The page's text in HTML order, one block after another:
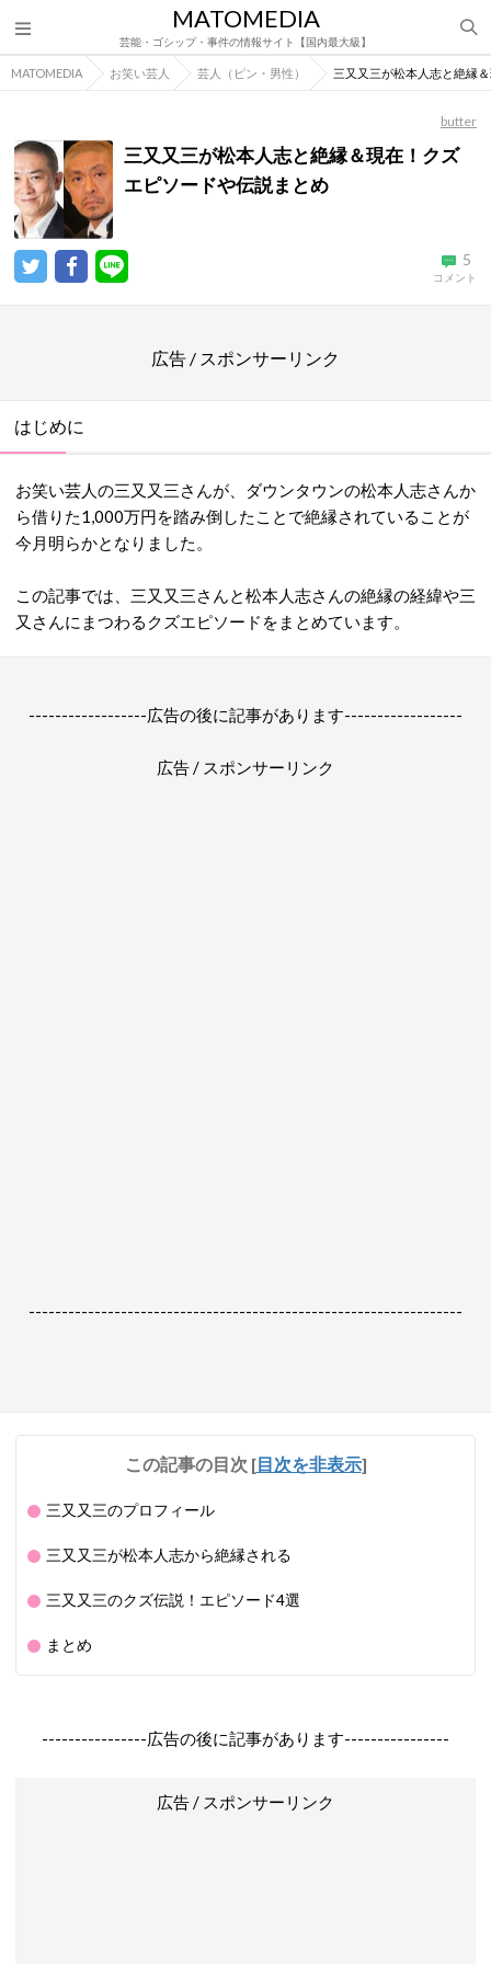
MATOMEDIA
芸能・ゴシップ・事件の情報サイト【国内最大級】
MATOMEDIA お笑い芸人 芸人（ピン・男性） 三又又三が松本人志と絶縁
butter
三又又三が松本人志と絶縁＆現在！クズ
エピソードや伝説まとめ
5
コメント
広告 / スポンサーリンク
はじめに
お笑い芸人の三又又三さんが、ダウンタウンの松本人志さんか
ら借りた1,000万円を踏み倒したことで絶縁されていることが
今月明らかとなりました。
この記事では、三又又三さんと松本人志さんの絶縁の経緯や三
又さんにまつわるクズエピソードをまとめています。
------------------広告の後に記事があります------------------
広告 / スポンサーリンク
------------------------------------------------------------------
この記事の目次 [目次を非表示]
三又又三のプロフィール
三又又三が松本人志から絶縁される
三又又三のクズ伝説！エピソード4選
まとめ
----------------広告の後に記事があります----------------
広告 / スポンサーリンク